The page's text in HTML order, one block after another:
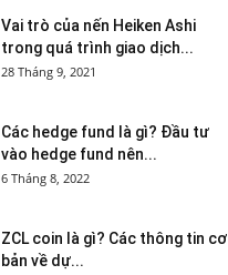
Vai trò của nến Heiken Ashi
trong quá trình giao dịch...
28 Tháng 9, 2021
Các hedge fund là gì? Đầu tư
vào hedge fund nên...
6 Tháng 8, 2022
ZCL coin là gì? Các thông tin cơ
bản về dự...